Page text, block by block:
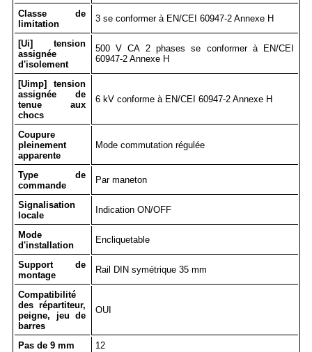
Classe de
limitation
3 se conformer à EN/CEI 60947-2 Annexe H
[Ui] tension
assignée
d'isolement
500 V CA 2 phases se conformer à EN/CEI
60947-2 Annexe H
[Uimp] tension
assignée de
tenue aux
chocs
6 kV conforme à EN/CEI 60947-2 Annexe H
Coupure
pleinement
apparente
Mode commutation régulée
Type de
commande
Par maneton
Signalisation
locale
Indication ON/OFF
Mode
d'installation
Encliquetable
Support de
montage
Rail DIN symétrique 35 mm
Compatibilité
des répartiteur,
peigne, jeu de
barres
OUI
Pas de 9 mm 12